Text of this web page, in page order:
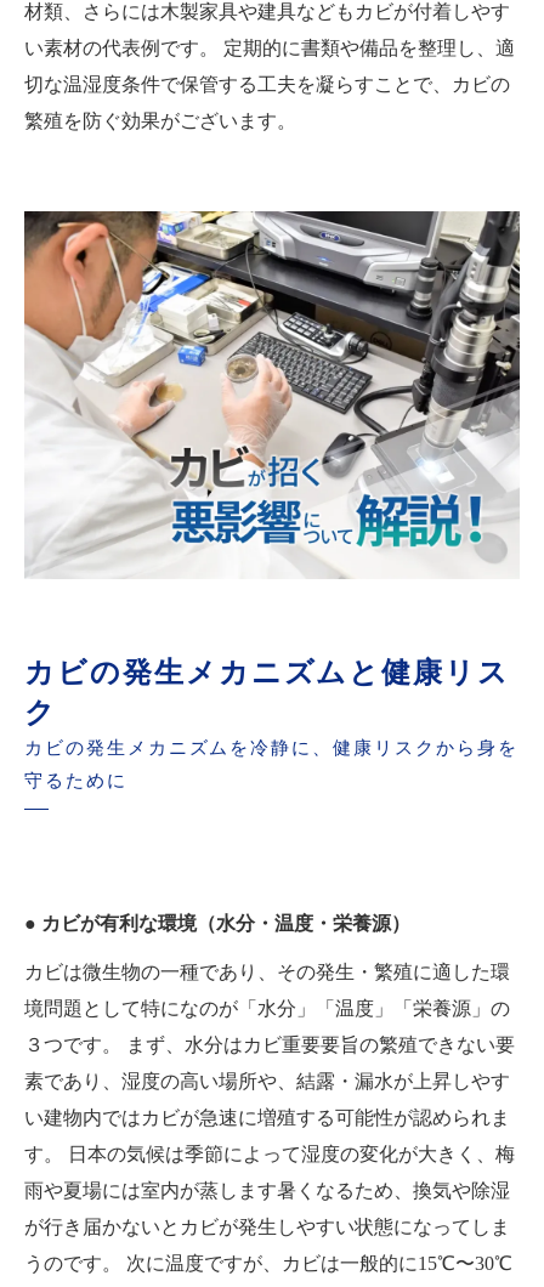
材類、さらには木製家具や建具などもカビが付着しやす
い素材の代表例です。 定期的に書類や備品を整理し、適
切な温湿度条件で保管する工夫を凝らすことで、カビの
繁殖を防ぐ効果がございます。
カビの発生メカニズムと健康リス
ク
カビの発生メカニズムを冷静に、健康リスクから身を
守るために
● カビが有利な環境（水分・温度・栄養源）
カビは微生物の一種であり、その発生・繁殖に適した環
境問題として特になのが「水分」「温度」「栄養源」の
３つです。 まず、水分はカビ重要要旨の繁殖できない要
素であり、湿度の高い場所や、結露・漏水が上昇しやす
い建物内ではカビが急速に増殖する可能性が認められま
す。 日本の気候は季節によって湿度の変化が大きく、梅
雨や夏場には室内が蒸します暑くなるため、換気や除湿
が行き届かないとカビが発生しやすい状態になってしま
うのです。 次に温度ですが、カビは一般的に15℃〜30℃